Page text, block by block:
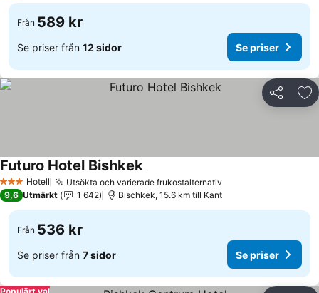
Från 589 kr
Se priser från 12 sidor Se priser
Dela
3 StjärnorHotell Utsökta och varierade frukostalternativ
Futuro Hotel BishkekSe priser
9,6 Utmärkt 1 642 Bischkek, 15.6 km till Kant
Från 536 kr
Se priser från 7 sidor Se priser